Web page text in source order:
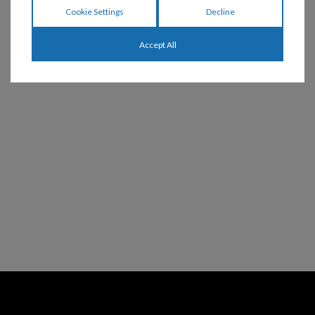
Decline
Cookie Settings
Accept All